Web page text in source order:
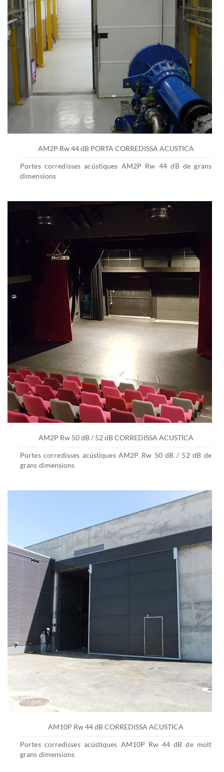
AM2P Rw 44 dB PORTA CORREDISSA ACUSTICA
Portes corredisses acústiques AM2P Rw 44 dB de grans
dimensions
AM2P Rw 50 dB / 52 dB CORREDISSA ACUSTICA
Portes corredisses acústiques AM2P Rw 50 dB / 52 dB de
grans dimensions
AM10P Rw 44 dB CORREDISSA ACUSTICA
Portes corredisses acústiques AM10P Rw 44 dB de molt
grans dimensions